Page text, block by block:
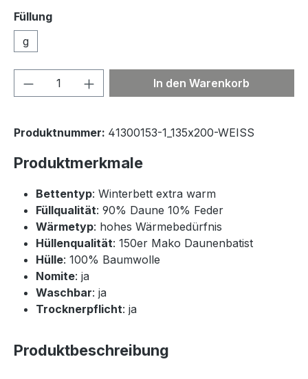
Füllung
g
Produkt Anzahl: Gib denIn den Warenkorb
Produktnummer: 41300153-1_135x200-WEISS
Produktmerkmale
Bettentyp: Winterbett extra warm
Füllqualität: 90% Daune 10% Feder
Wärmetyp: hohes Wärmebedürfnis
Hüllenqualität: 150er Mako Daunenbatist
Hülle: 100% Baumwolle
Nomite: ja
Waschbar: ja
Trocknerpflicht: ja
Produktbeschreibung